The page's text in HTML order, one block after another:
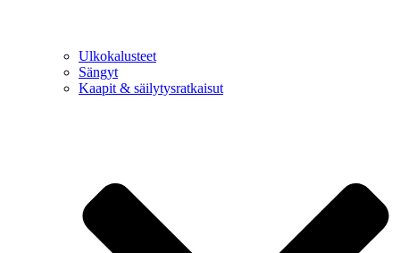
Ulkokalusteet
Sängyt
Kaapit & säilytysratkaisut